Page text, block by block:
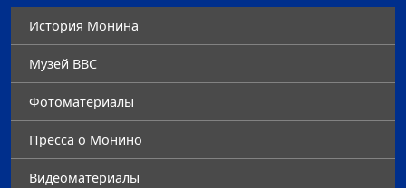
История Монина
Музей ВВС
Фотоматериалы
Преccа о Монино
Видеоматериалы